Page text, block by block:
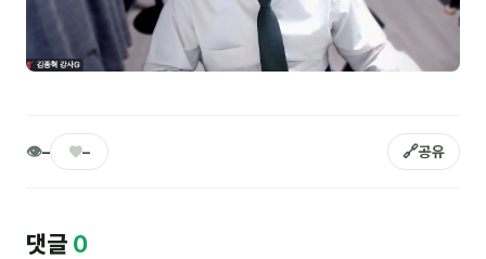
Maria
민광동
안정미
윤석현
👁– ♥– 🔗공유
댓글 0